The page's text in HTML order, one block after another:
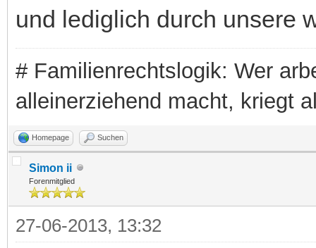
und lediglich durch unsere
# Familienrechtslogik: Wer
alleinerziehend macht, kriegt
Homepage Suchen
Simon ii
Forenmitglied
27-06-2013, 13:32